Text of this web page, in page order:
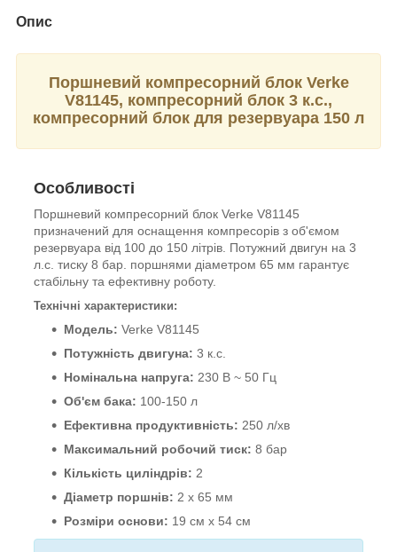
Опис
Поршневий компресорний блок Verke
V81145, компресорний блок 3 к.с.,
компресорний блок для резервуара 150 л
Особливості
Поршневий компресорний блок Verke V81145
призначений для оснащення компресорів з об'ємом
резервуара від 100 до 150 літрів. Потужний двигун на 3
л.с. тиску 8 бар. поршнями діаметром 65 мм гарантує
стабільну та ефективну роботу.
Технічні характеристики:
Модель: Verke V81145
Потужність двигуна: 3 к.с.
Номінальна напруга: 230 В ~ 50 Гц
Об'єм бака: 100-150 л
Ефективна продуктивність: 250 л/хв
Максимальний робочий тиск: 8 бар
Кількість циліндрів: 2
Діаметр поршнів: 2 х 65 мм
Розміри основи: 19 см х 54 см